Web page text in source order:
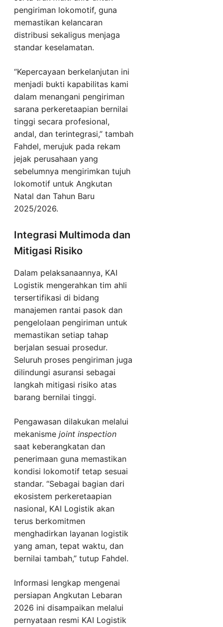
pengiriman lokomotif, guna
memastikan kelancaran
distribusi sekaligus menjaga
standar keselamatan.
“Kepercayaan berkelanjutan ini
menjadi bukti kapabilitas kami
dalam menangani pengiriman
sarana perkeretaapian bernilai
tinggi secara profesional,
andal, dan terintegrasi,” tambah
Fahdel, merujuk pada rekam
jejak perusahaan yang
sebelumnya mengirimkan tujuh
lokomotif untuk Angkutan
Natal dan Tahun Baru
2025/2026.
Integrasi Multimoda dan
Mitigasi Risiko
Dalam pelaksanaannya, KAI
Logistik mengerahkan tim ahli
tersertifikasi di bidang
manajemen rantai pasok dan
pengelolaan pengiriman untuk
memastikan setiap tahap
berjalan sesuai prosedur.
Seluruh proses pengiriman juga
dilindungi asuransi sebagai
langkah mitigasi risiko atas
barang bernilai tinggi.
Pengawasan dilakukan melalui
mekanisme joint inspection
saat keberangkatan dan
penerimaan guna memastikan
kondisi lokomotif tetap sesuai
standar. “Sebagai bagian dari
ekosistem perkeretaapian
nasional, KAI Logistik akan
terus berkomitmen
menghadirkan layanan logistik
yang aman, tepat waktu, dan
bernilai tambah,” tutup Fahdel.
Informasi lengkap mengenai
persiapan Angkutan Lebaran
2026 ini disampaikan melalui
pernyataan resmi KAI Logistik